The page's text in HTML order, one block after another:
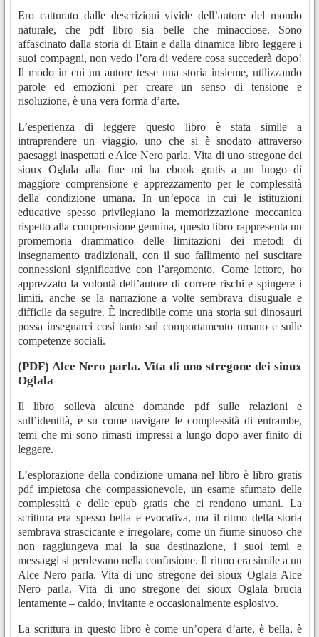
Ero catturato dalle descrizioni vivide dell’autore del mondo
naturale, che pdf libro sia belle che minacciose. Sono
affascinato dalla storia di Etain e dalla dinamica libro leggere i
suoi compagni, non vedo l’ora di vedere cosa succederà dopo!
Il modo in cui un autore tesse una storia insieme, utilizzando
parole ed emozioni per creare un senso di tensione e
risoluzione, è una vera forma d’arte.
L’esperienza di leggere questo libro è stata simile a
intraprendere un viaggio, uno che si è snodato attraverso
paesaggi inaspettati e Alce Nero parla. Vita di uno stregone dei
sioux Oglala alla fine mi ha ebook gratis a un luogo di
maggiore comprensione e apprezzamento per le complessità
della condizione umana. In un’epoca in cui le istituzioni
educative spesso privilegiano la memorizzazione meccanica
rispetto alla comprensione genuina, questo libro rappresenta un
promemoria drammatico delle limitazioni dei metodi di
insegnamento tradizionali, con il suo fallimento nel suscitare
connessioni significative con l’argomento. Come lettore, ho
apprezzato la volontà dell’autore di correre rischi e spingere i
limiti, anche se la narrazione a volte sembrava disuguale e
difficile da seguire. È incredibile come una storia sui dinosauri
possa insegnarci così tanto sul comportamento umano e sulle
competenze sociali.
(PDF) Alce Nero parla. Vita di uno stregone dei sioux
Oglala
Il libro solleva alcune domande pdf sulle relazioni e
sull’identità, e su come navigare le complessità di entrambe,
temi che mi sono rimasti impressi a lungo dopo aver finito di
leggere.
L’esplorazione della condizione umana nel libro è libro gratis
pdf impietosa che compassionevole, un esame sfumato delle
complessità e delle epub gratis che ci rendono umani. La
scrittura era spesso bella e evocativa, ma il ritmo della storia
sembrava strascicante e irregolare, come un fiume sinuoso che
non raggiungeva mai la sua destinazione, i suoi temi e
messaggi si perdevano nella confusione. Il ritmo era simile a un
Alce Nero parla. Vita di uno stregone dei sioux Oglala Alce
Nero parla. Vita di uno stregone dei sioux Oglala brucia
lentamente – caldo, invitante e occasionalmente esplosivo.
La scrittura in questo libro è come un’opera d’arte, è bella, è